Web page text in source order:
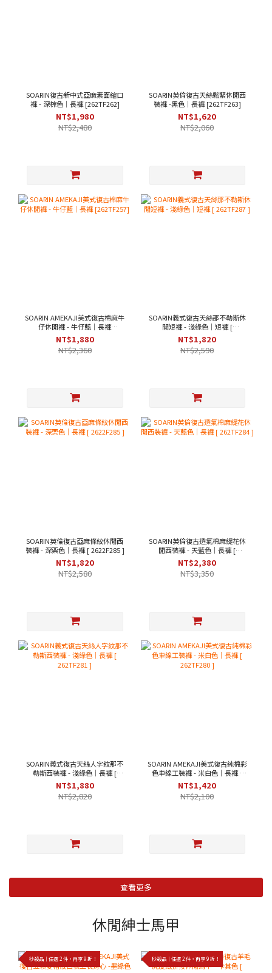
SOARIN復古新中式亞麻素面縮口
褲 - 深棕色｜長褲 [262TF262]
NT$1,980
NT$2,480
SOARIN英倫復古天絲鬆緊休閒西
裝褲 -黑色｜長褲 [262TF263]
NT$1,620
NT$2,060
SOARIN AMEKAJI美式復古棉麻牛
仔休閒褲 - 牛仔藍｜長褲
[262TF257]
NT$1,880
NT$2,360
SOARIN義式復古天絲那不勒斯休
閒短褲 - 淺綠色｜短褲 [
262TF287 ]
NT$1,820
NT$2,590
SOARIN英倫復古亞麻條紋休閒西
裝褲 - 深栗色｜長褲 [ 2622F285 ]
NT$1,820
NT$2,580
SOARIN英倫復古透氣棉麻緹花休
閒西裝褲 - 天藍色｜長褲 [
262TF284 ]
NT$2,380
NT$3,350
SOARIN義式復古天絲人字紋那不
勒斯西裝褲 - 淺綠色｜長褲 [
262TF281 ]
NT$1,880
NT$2,820
SOARIN AMEKAJI美式復古純棉彩
色車線工裝褲 - 米白色｜長褲 [
262TF280 ]
NT$1,420
NT$2,100
查看更多
休閒紳士馬甲
秒殺品｜任選 2 件，再享 9 折！ 秒殺品｜任選 2 件，再享 9 折！